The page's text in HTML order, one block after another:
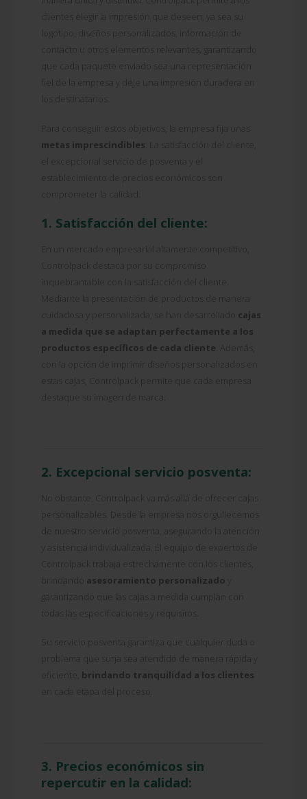
clientes elegir la impresión que deseen, ya sea su
logotipo, diseños personalizados, información de
contacto u otros elementos relevantes, garantizando
que cada paquete enviado sea una representación
fiel de la empresa y deje una impresión duradera en
los destinatarios.
Para conseguir estos objetivos, la empresa fija unas
metas imprescindibles : La satisfacción del cliente,
el excepcional servicio de posventa y el
establecimiento de precios económicos son
comprometer la calidad.
1. Satisfacción del cliente:
En un mercado empresarial altamente competitivo,
Controlpack destaca por su compromiso
inquebrantable con la satisfacción del cliente.
Mediante la presentación de productos de manera
cuidadosa y personalizada, se han desarrollado cajas
a medida que se adaptan perfectamente a los
productos específicos de cada cliente . Además,
con la opción de imprimir diseños personalizados en
estas cajas, Controlpack permite que cada empresa
destaque su imagen de marca.
2. Excepcional servicio posventa:
No obstante, Controlpack va más allá de ofrecer cajas
personalizables. Desde la empresa nos orgullecemos
de nuestro servicio posventa, asegurando la atención
y asistencia individualizada. El equipo de expertos de
Controlpack trabaja estrechamente con los clientes,
asesoramiento personalizado
garantizando que las cajas a medida cumplan con
todas las especificaciones y requisitos.
Su servicio posventa garantiza que cualquier duda o
problema que surja sea atendido de manera rápida y
eficiente, brindando tranquilidad a los clientes
en cada etapa del proceso.
3. Precios económicos sin
repercutir en la calidad: